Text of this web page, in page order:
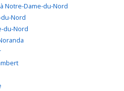
Notre-Dame-du-Nord
Nord
du-Nord